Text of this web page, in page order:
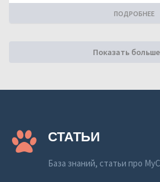
ПОДРОБНЕЕ
Показать
СТАТЬИ
База знаний, статьи про